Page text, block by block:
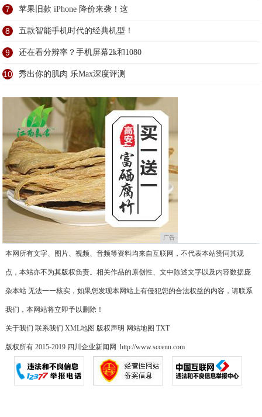
7 苹果旧款 iPhone 降价来袭！这
8 五款智能手机时代的经典机型！
9 还在看分辨率？手机屏幕2k和1080
10 秀出你的肌肉 乐Max深度评测
广告
本网所有文字、图片、视频、音频等资料均来自互联网，不代表本站赞同其观
点，本站亦不为其版权负责。相关作品的原创性、文中陈述文字以及内容数据庞
杂本站 无法一一核实，如果您发现本网站上有侵犯您的合法权益的内容，请联系
我们，本网站将立即予以删除！
关于我们 联系我们 XML地图 版权声明 网站地图 TXT
版权所有 2015-2019 四川企业新闻网 http://www.sccenn.com